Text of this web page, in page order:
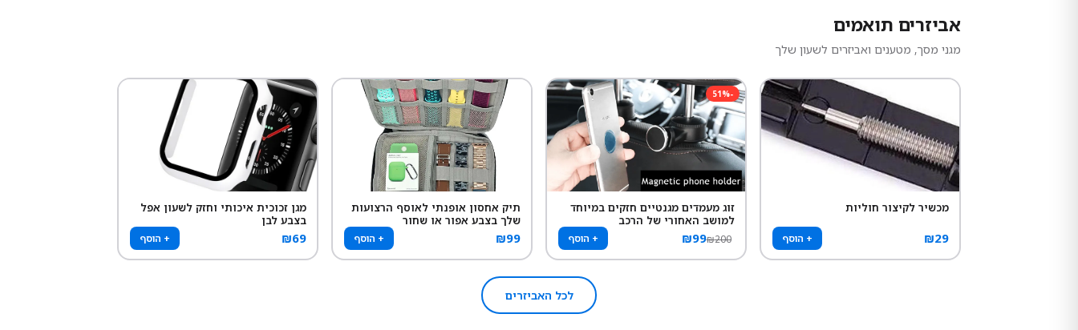
אביזרים תואמים
מגני מסך, מטענים ואביזרים לשעון שלך
מכשיר לקיצור חוליות
₪29 + הוסף
-
51%
זוג מעמדים מגנטיים חזקים במיוחד
למושב האחורי של הרכב
₪99₪200 + הוסף
תיק אחסון אופנתי לאוסף הרצועות
שלך בצבע אפור או שחור
₪99 + הוסף
מגן זכוכית איכותי וחזק לשעון אפל
בצבע לבן
₪69 + הוסף
לכל האביזרים